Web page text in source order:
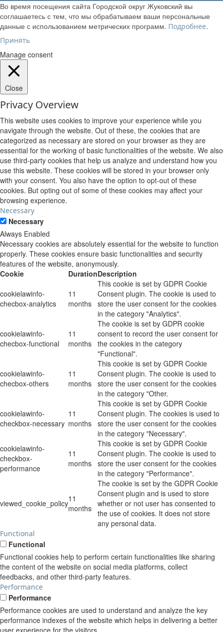
Во время посещения сайта Городской округ Жуковский вы
соглашаетесь с тем, что мы обрабатываем ваши персональные
данные с использованием метрических программ. Подробнее.
Принять
Manage consent
Close
Privacy Overview
This website uses cookies to improve your experience while you
navigate through the website. Out of these, the cookies that are
categorized as necessary are stored on your browser as they are
essential for the working of basic functionalities of the website. We also
use third-party cookies that help us analyze and understand how you
use this website. These cookies will be stored in your browser only
with your consent. You also have the option to opt-out of these
cookies. But opting out of some of these cookies may affect your
browsing experience.
Necessary
Necessary
Always Enabled
Necessary cookies are absolutely essential for the website to function
properly. These cookies ensure basic functionalities and security
features of the website, anonymously.
Cookie
DurationDescription
cookielawinfo-
checbox-analytics
11
months
This cookie is set by GDPR Cookie
Consent plugin. The cookie is used to
store the user consent for the cookies
in the category "Analytics".
cookielawinfo-
checbox-functional
11
months
The cookie is set by GDPR cookie
consent to record the user consent for
the cookies in the category
"Functional".
cookielawinfo-
checbox-others
11
months
This cookie is set by GDPR Cookie
Consent plugin. The cookie is used to
store the user consent for the cookies
in the category "Other.
cookielawinfo-
checkbox-necessary
11
months
This cookie is set by GDPR Cookie
Consent plugin. The cookies is used to
store the user consent for the cookies
in the category "Necessary".
cookielawinfo-
checkbox-
performance
11
months
This cookie is set by GDPR Cookie
Consent plugin. The cookie is used to
store the user consent for the cookies
in the category "Performance".
viewed_cookie_policy11
months
The cookie is set by the GDPR Cookie
Consent plugin and is used to store
whether or not user has consented to
the use of cookies. It does not store
any personal data.
Functional
Functional
Functional cookies help to perform certain functionalities like sharing
the content of the website on social media platforms, collect
feedbacks, and other third-party features.
Performance
Performance
Performance cookies are used to understand and analyze the key
performance indexes of the website which helps in delivering a better
user experience for the visitors.